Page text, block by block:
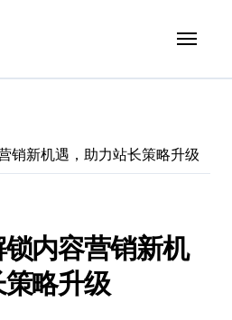
销新机遇，助力站长策略升级
内容营销新机
略升级